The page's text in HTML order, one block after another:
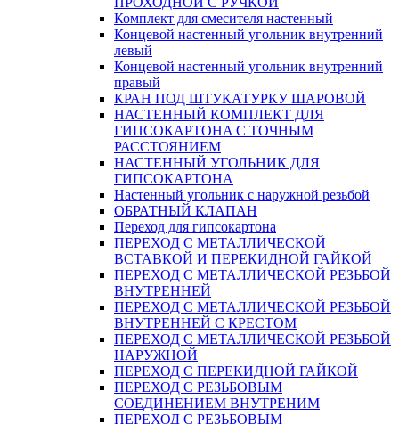
Комплект для смесителя настенный
Концевой настенный угольник внутренний
левый
Концевой настенный угольник внутренний
правый
КРАН ПОД ШТУКАТУРКУ ШАРОВОЙ
НАСТЕННЫЙ КОМПЛЕКТ ДЛЯ
ГИПСОКАРТОНA С ТОЧНЫМ
РАССТОЯНИЕМ
НАСТЕННЫЙ УГОЛЬНИК ДЛЯ
ГИПСОКАРТОНА
Настенный угольник с наружной резьбой
ОБРАТНЫЙ КЛАПАН
Переход для гипсокартона
ПЕРЕХОД С МЕТАЛЛИЧЕСКОЙ
ВСТАВКОЙ И ПЕРЕКИДНОЙ ГАЙКОЙ
ПЕРЕХОД С МЕТАЛЛИЧЕСКОЙ РЕЗЬБОЙ
ВНУТРЕННЕЙ
ПЕРЕХОД С МЕТАЛЛИЧЕСКОЙ РЕЗЬБОЙ
ВНУТРЕННЕЙ С КРЕСТОМ
ПЕРЕХОД С МЕТАЛЛИЧЕСКОЙ РЕЗЬБОЙ
НАРУЖНОЙ
ПЕРЕХОД С ПЕРЕКИДНОЙ ГАЙКОЙ
ПЕРЕХОД С РЕЗЬБОВЫМ
СОЕДИНЕНИЕМ ВНУТРЕНИМ
ПЕРЕХОД С РЕЗЬБОВЫМ